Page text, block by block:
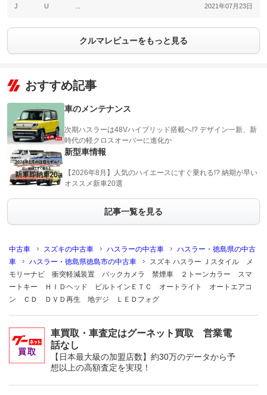
J U ... 2021年07月23日
クルマレビューをもっと見る
おすすめ記事
車のメンテナンス
次期ハスラーは48Vハイブリッド搭載へ!? デザイン一新、新
時代の軽クロスオーバーに進化か
新型車情報
【2026年8月】人気のハイエースにすぐ乗れる!? 納期が早い
オススメ新車20選
記事一覧を見る
中古車 スズキの中古車 ハスラーの中古車
ハスラー・徳島県の中古
車
ハスラー・徳島県徳島市の中古車
スズキ ハスラー Ｊスタイル メ
モリーナビ 衝突軽減装置 バックカメラ 禁煙車 ２トーンカラー スマ
ートキー ＨＩＤヘッド ビルトインＥＴＣ オートライト オートエアコ
ン ＣＤ ＤＶＤ再生 地デジ ＬＥＤフォグ
車買取・車査定はグーネット買取 営業電
話なし
【日本最大級の加盟店数】約30万のデータから予
想以上の高額査定を実現！